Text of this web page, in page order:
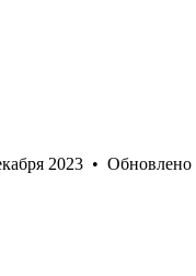
2023 • Обновлено